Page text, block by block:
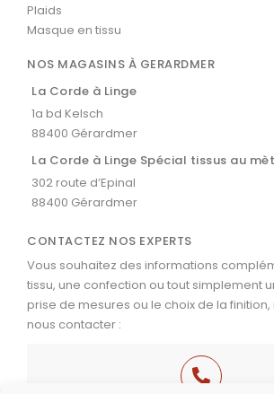
Plaids
Masque en tissu
NOS MAGASINS À GERARDMER
La Corde à Linge
1a bd Kelsch
88400 Gérardmer
La Corde à Linge Spécial tissus au
302 route d’Epinal
88400 Gérardmer
CONTACTEZ NOS EXPERTS
Vous souhaitez des informations
tissu, une confection ou tout simplement
prise de mesures ou le choix de la finition,
nous contacter :